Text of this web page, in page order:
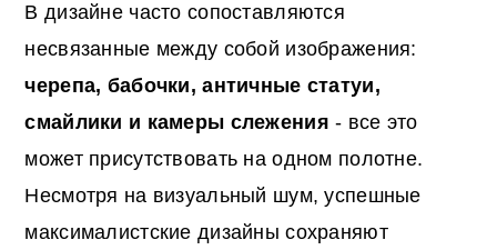
В дизайне часто сопоставляются
несвязанные между собой изображения:
черепа, бабочки, античные статуи,
смайлики и камеры слежения - все это
может присутствовать на одном полотне.
Несмотря на визуальный шум, успешные
максималистские дизайны сохраняют